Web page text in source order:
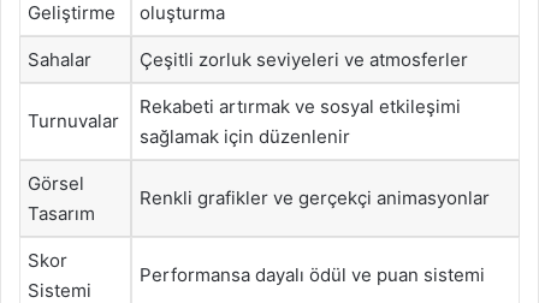
Geliştirme
oluşturma
Sahalar Çeşitli zorluk seviyeleri ve atmosferler
Turnuvalar
Rekabeti artırmak ve sosyal etkileşimi
sağlamak için düzenlenir
Görsel
Tasarım
Renkli grafikler ve gerçekçi animasyonlar
Skor
Sistemi
Performansa dayalı ödül ve puan sistemi